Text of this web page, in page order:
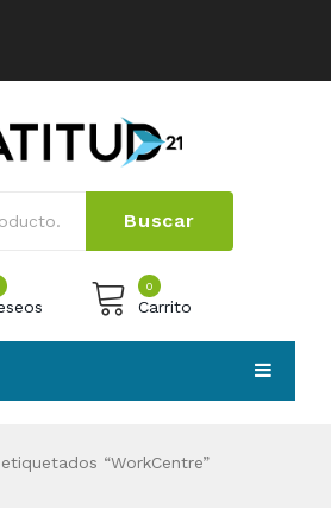
Buscar
0
Carrito
“WorkCentre”